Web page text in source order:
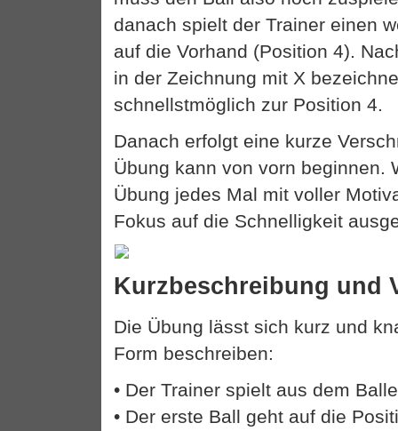
danach spielt der Trainer einen
auf die Vorhand (Position 4).
in der Zeichnung mit X
schnellstmöglich zur Position 4.
Danach erfolgt eine kurze
Übung kann von vorn beginnen.
Übung jedes Mal mit voller
Fokus auf die Schnelligkeit
Kurzbeschreibung und
Die Übung lässt sich kurz und
Form beschreiben:
• Der Trainer spielt aus dem
• Der erste Ball geht auf die